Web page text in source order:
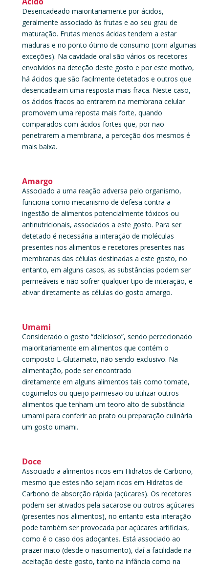
Desencadeado maioritariamente por ácidos,
geralmente associado às frutas e ao seu grau de
maturação. Frutas menos ácidas tendem a estar
maduras e no ponto ótimo de consumo (com algumas
exceções). Na cavidade oral são vários os recetores
envolvidos na deteção deste gosto e por este motivo,
há ácidos que são facilmente detetados e outros que
desencadeiam uma resposta mais fraca. Neste caso,
os ácidos fracos ao entrarem na membrana celular
promovem uma reposta mais forte, quando
comparados com ácidos fortes que, por não
penetrarem a membrana, a perceção dos mesmos é
mais baixa.
Amargo
Associado a uma reação adversa pelo organismo,
funciona como mecanismo de defesa contra a
ingestão de alimentos potencialmente tóxicos ou
antinutricionais, associados a este gosto. Para ser
detetado é necessária a interação de moléculas
presentes nos alimentos e recetores presentes nas
membranas das células destinadas a este gosto, no
entanto, em alguns casos, as substâncias podem ser
permeáveis e não sofrer qualquer tipo de interação, e
ativar diretamente as células do gosto amargo.
Umami
Considerado o gosto “delicioso”, sendo percecionado
maioritariamente em alimentos que contém o
composto L-Glutamato, não sendo exclusivo. Na
alimentação, pode ser encontrado
diretamente em alguns alimentos tais como tomate,
cogumelos ou queijo parmesão ou utilizar outros
alimentos que tenham um teoro alto de substância
umami para conferir ao prato ou preparação culinária
um gosto umami.
Doce
Associado a alimentos ricos em Hidratos de Carbono,
mesmo que estes não sejam ricos em Hidratos de
Carbono de absorção rápida (açúcares). Os recetores
podem ser ativados pela sacarose ou outros açúcares
(presentes nos alimentos), no entanto esta interação
pode também ser provocada por açúcares artificiais,
como é o caso dos adoçantes. Está associado ao
prazer inato (desde o nascimento), daí a facilidade na
aceitação deste gosto, tanto na infância como na